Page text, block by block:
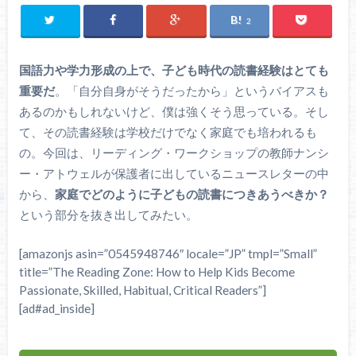
2
国語力や学力形成の上で、子ども時代の読書経験はとても
重要だ。「自分自身がそうだったから」というバイアスも
あるのかもしれないけど、僕は強くそう思っている。そし
て、その読書経験は学校だけでなく家庭でも培われるも
の。今回は、リーディング・ワークショップの教師ナンシ
ー・アトウェルが保護者に出しているニュースレターの中
から、 家庭でどのように子どもの読書につきあうべきか？
という部分を抜き出してみたい。
[amazonjs asin=”0545948746″ locale=”JP” tmpl=”Small”
title=”The Reading Zone: How to Help Kids Become
Passionate, Skilled, Habitual, Critical Readers”]
[ad#ad_inside]